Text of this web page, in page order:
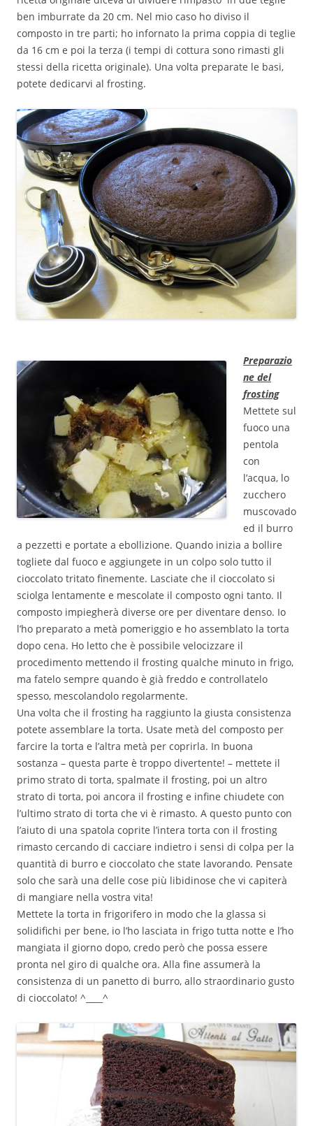
ben imburrate da 20 cm. Nel mio caso ho diviso il
composto in tre parti; ho infornato la prima coppia di teglie
da 16 cm e poi la terza (i tempi di cottura sono rimasti gli
stessi della ricetta originale). Una volta preparate le basi,
potete dedicarvi al frosting.
Preparazio
ne del
frosting
Mettete sul
fuoco una
pentola
con
l’acqua, lo
zucchero
muscovado
ed il burro
a pezzetti e portate a ebollizione. Quando inizia a bollire
togliete dal fuoco e aggiungete in un colpo solo tutto il
cioccolato tritato finemente. Lasciate che il cioccolato si
sciolga lentamente e mescolate il composto ogni tanto. Il
composto impiegherà diverse ore per diventare denso. Io
l’ho preparato a metà pomeriggio e ho assemblato la torta
dopo cena. Ho letto che è possibile velocizzare il
procedimento mettendo il frosting qualche minuto in frigo,
ma fatelo sempre quando è già freddo e controllatelo
spesso, mescolandolo regolarmente.
Una volta che il frosting ha raggiunto la giusta consistenza
potete assemblare la torta. Usate metà del composto per
farcire la torta e l’altra metà per coprirla. In buona
sostanza – questa parte è troppo divertente! – mettete il
primo strato di torta, spalmate il frosting, poi un altro
strato di torta, poi ancora il frosting e infine chiudete con
l’ultimo strato di torta che vi è rimasto. A questo punto con
l’aiuto di una spatola coprite l’intera torta con il frosting
rimasto cercando di cacciare indietro i sensi di colpa per la
quantità di burro e cioccolato che state lavorando. Pensate
solo che sarà una delle cose più libidinose che vi capiterà
di mangiare nella vostra vita!
Mettete la torta in frigorifero in modo che la glassa si
solidifichi per bene, io l’ho lasciata in frigo tutta notte e l’ho
mangiata il giorno dopo, credo però che possa essere
pronta nel giro di qualche ora. Alla fine assumerà la
consistenza di un panetto di burro, allo straordinario gusto
di cioccolato! ^____^